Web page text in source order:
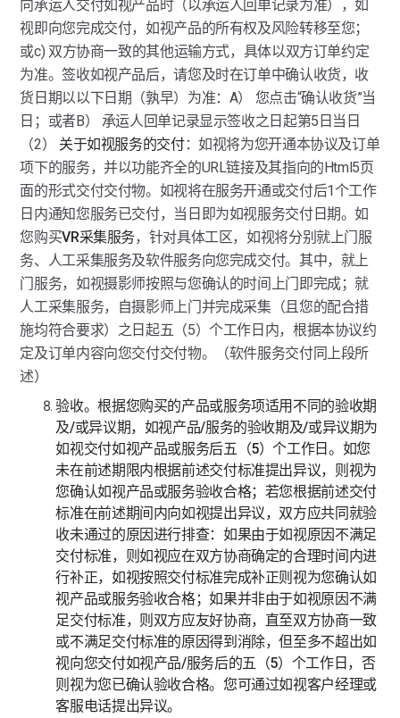
向承运人交付如视产品时（以承运人回单记录为准），如
视即向您完成交付，如视产品的所有权及风险转移至您；
或c) 双方协商一致的其他运输方式，具体以双方订单约定
为准。签收如视产品后，请您及时在订单中确认收货，收
货日期以以下日期（孰早）为准：A） 您点击“确认收货”当
日；或者B） 承运人回单记录显示签收之日起第5日当日
（2） 关于如视服务的交付：如视将为您开通本协议及订单
项下的服务，并以功能齐全的URL链接及其指向的Html5页
面的形式交付交付物。如视将在服务开通或交付后1个工作
日内通知您服务已交付，当日即为如视服务交付日期。如
您购买VR采集服务，针对具体工区，如视将分别就上门服
务、人工采集服务及软件服务向您完成交付。其中，就上
门服务，如视摄影师按照与您确认的时间上门即完成；就
人工采集服务，自摄影师上门并完成采集（且您的配合措
施均符合要求）之日起五（5）个工作日内，根据本协议约
定及订单内容向您交付交付物。（软件服务交付同上段所
述）
验收。根据您购买的产品或服务项适用不同的验收期
及/或异议期，如视产品/服务的验收期及/或异议期为
如视交付如视产品或服务后五（5）个工作日。如您
未在前述期限内根据前述交付标准提出异议，则视为
您确认如视产品或服务验收合格；若您根据前述交付
标准在前述期间内向如视提出异议，双方应共同就验
收未通过的原因进行排查：如果由于如视原因不满足
交付标准，则如视应在双方协商确定的合理时间内进
行补正，如视按照交付标准完成补正则视为您确认如
视产品或服务验收合格；如果并非由于如视原因不满
足交付标准，则双方应友好协商，直至双方协商一致
或不满足交付标准的原因得到消除，但至多不超出如
视向您交付如视产品/服务后的五（5）个工作日，否
则视为您已确认验收合格。您可通过如视客户经理或
客服电话提出异议。